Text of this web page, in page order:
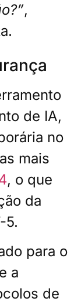
,
de IA,
no
mais
, o que
da
5.
para o
a
de